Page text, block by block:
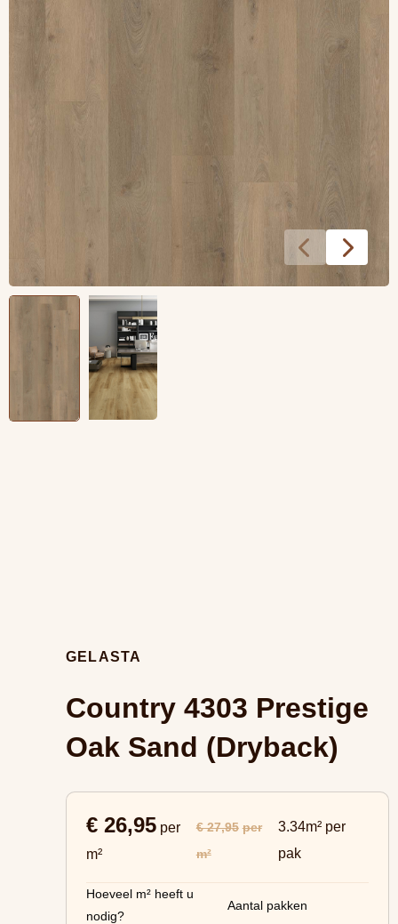
GELASTA
Country 4303 Prestige
Oak Sand (Dryback)
€ 26,95 per
m²
€ 27,95 per
m²
3.34m² per
pak
Hoeveel m² heeft u
nodig?
Aantal pakken